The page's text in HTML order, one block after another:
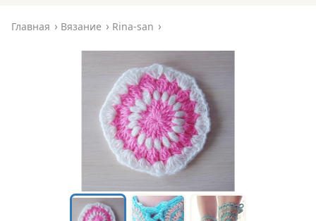
Главная Вязание Rina-san